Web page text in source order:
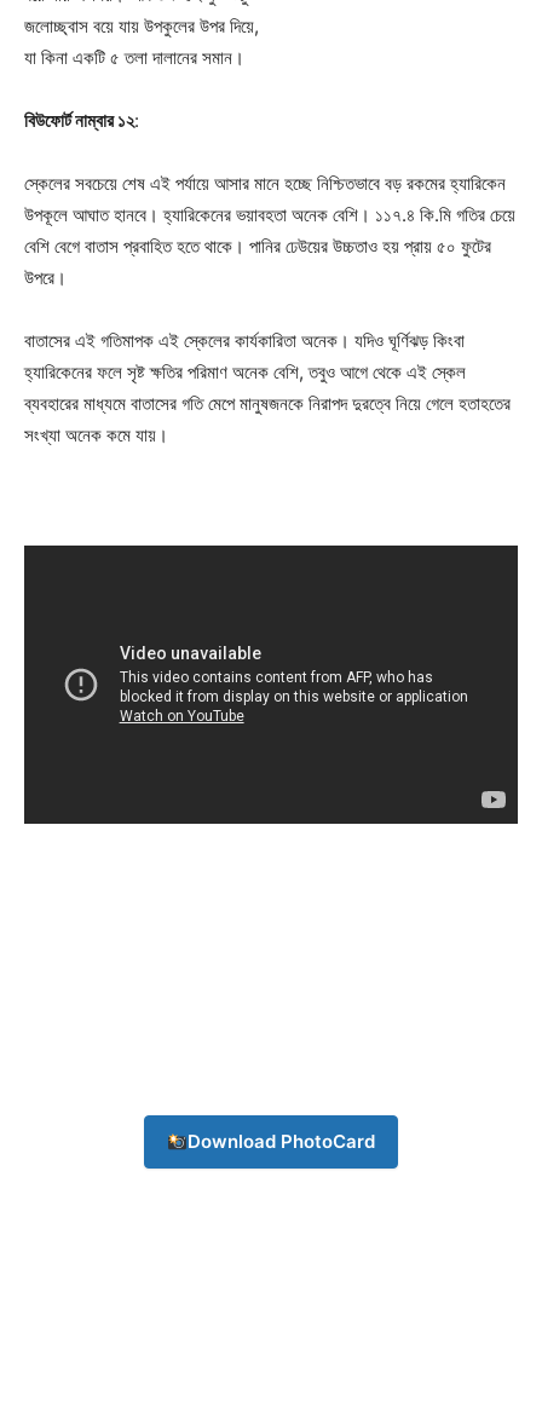
Company
About
Contact us
My account
জলোচ্ছ্বাস বয়ে যায় উপকুলের উপর দিয়ে,
যা কিনা একটি ৫ তলা দালানের সমান।
বিউফোর্ট নাম্বার ১২:
স্কেলের সবচেয়ে শেষ এই পর্যায়ে আসার মানে হচ্ছে নিশ্চিতভাবে বড় রকমের হ্যারিকেন
উপকূলে আঘাত হানবে। হ্যারিকেনের ভয়াবহতা অনেক বেশি। ১১৭.৪ কি.মি গতির চেয়ে
বেশি বেগে বাতাস প্রবাহিত হতে থাকে। পানির ঢেউয়ের উচ্চতাও হয় প্রায় ৫০ ফুটের
উপরে।
বাতাসের এই গতিমাপক এই স্কেলের কার্যকারিতা অনেক। যদিও ঘূর্ণিঝড় কিংবা
হ্যারিকেনের ফলে সৃষ্ট ক্ষতির পরিমাণ অনেক বেশি, তবুও আগে থেকে এই স্কেল
ব্যবহারের মাধ্যমে বাতাসের গতি মেপে মানুষজনকে নিরাপদ দুরত্বে নিয়ে গেলে হতাহতের
সংখ্যা অনেক কমে যায়।
Download PhotoCard